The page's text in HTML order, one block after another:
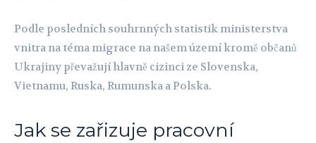
Podle posledních souhrnných statistik ministerstva
vnitra na téma migrace na našem území kromě občanů
Ukrajiny převažují hlavně cizinci ze Slovenska,
Vietnamu, Ruska, Rumunska a Polska.
Jak se zařizuje pracovní